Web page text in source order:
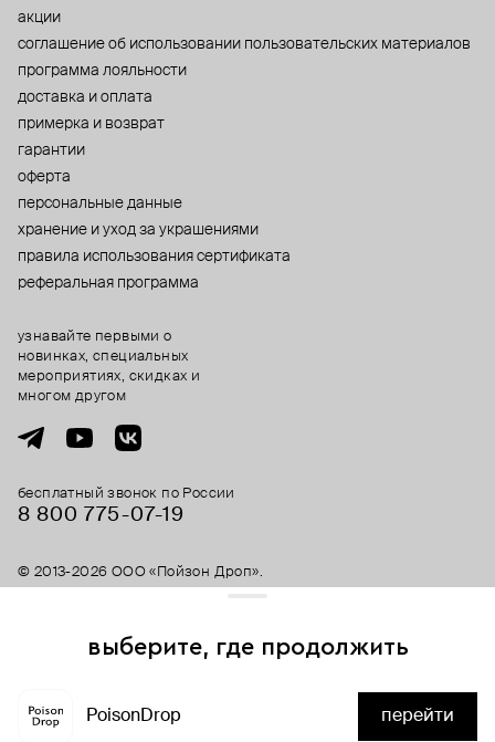
акции
cоглашение об использовании пользовательских материалов
программа лояльности
доставка и оплата
примерка и возврат
гарантии
оферта
персональные данные
хранение и уход за украшениями
правила использования сертификата
реферальная программа
бесплатный звонок по России
8 800 775⁠-07⁠-19
узнавайте первыми о
новинках, специальных
мероприятиях, скидках и
многом другом
© 2013-2026 ООО «Пойзон Дроп».
все права защищены.
выберите, где продолжить
PoisonDrop перейти
и сервисы аналитики. Продолжая его использование,
вы соглашаетесь с нашимскоро здесь будет